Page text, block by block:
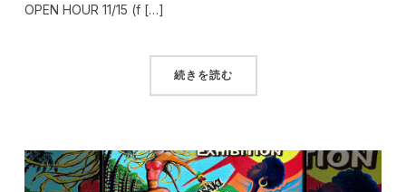
OPEN HOUR 11/15 (f […]
続きを読む